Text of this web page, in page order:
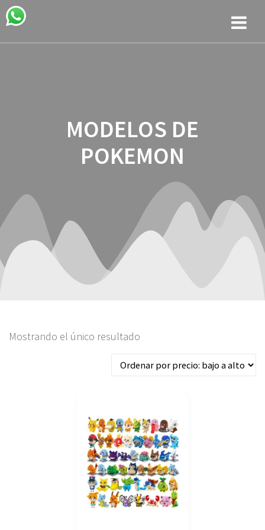
MODELOS DE
POKEMON
Mostrando el único resultado
producto
tiene
múltiples
variantes.
Las
opciones
se